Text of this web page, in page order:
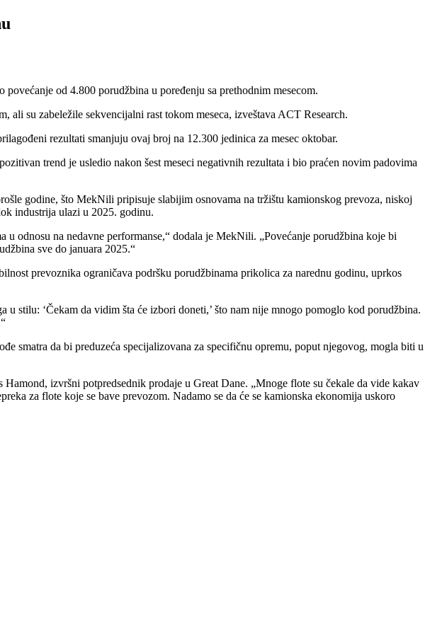
od 4.800 porudžbina u poređenju sa prethodnim mesecom.
su zabeležile sekvencijalni rast tokom meseca, izveštava ACT Research.
rezultati smanjuju ovaj broj na 12.300 jedinica za mesec oktobar.
trend je usledio nakon šest meseci negativnih rezultata i bio praćen novim padovima
godine, što MekNili pripisuje slabijim osnovama na tržištu kamionskog prevoza, niskoj
industrija ulazi u 2025. godinu.
odnosu na nedavne performanse,“ dodala je MekNili. „Povećanje porudžbina koje bi
sve do januara 2025.“
prevoznika ograničava podršku porudžbinama prikolica za narednu godinu, uprkos
stilu: ‘Čekam da vidim šta će izbori doneti,’ što nam nije mnogo pomoglo kod porudžbina.
smatra da bi preduzeća specijalizovana za specifičnu opremu, poput njegovog, mogla biti u
izvršni potpredsednik prodaje u Great Dane. „Mnoge flote su čekale da vide kakav
za flote koje se bave prevozom. Nadamo se da će se kamionska ekonomija uskoro